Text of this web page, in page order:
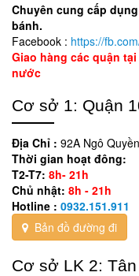
Chuyên cung cấp
bánh.
Facebook : https://
Giao hàng các quận
nước
Cơ sở 1: Quận
Địa Chỉ : 92A Ngô
Thời gian hoạt đông:
T2-T7: 8h- 21h
Chủ nhật: 8h - 21h
Hotline : 0932.151.911
Bản đồ đường đi
Cơ sở LK 2: